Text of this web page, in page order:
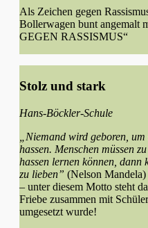
Als Zeichen gegen
Bollerwagen bunt angemalt
GEGEN RASSISMUS“
Stolz und stark
Hans-Böckler-Schule
„Niemand wird geboren,
hassen. Menschen müssen
hassen lernen können, dann
zu lieben” (Nelson Mandela)
– unter diesem Motto steht
Friebe zusammen mit
umgesetzt wurde!